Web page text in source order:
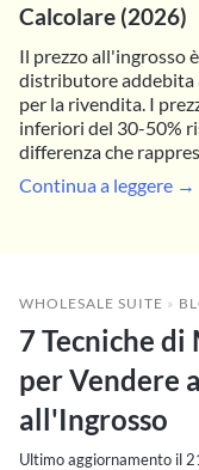
Calcolare (2026)
Il prezzo all'ingrosso
distributore
per la rivendita. I
inferiori del 30-50%
differenza che
Continua a leggere →
WHOLESALE SUITE »
7 Tecniche
per Vendere
all'Ingrosso
Ultimo aggiornamento il